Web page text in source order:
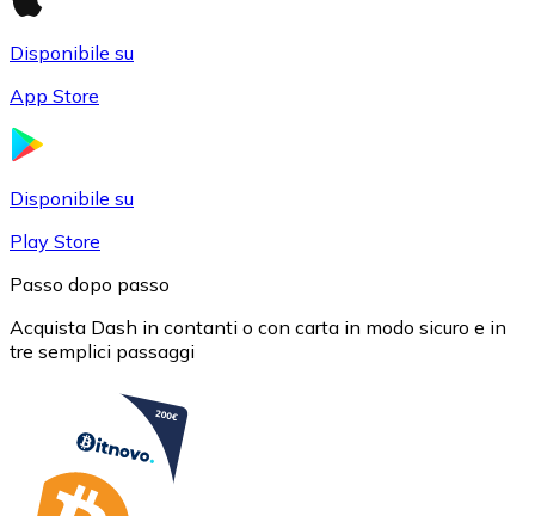
USDC
Litecoin
Disponibile su
App Store
Disponibile su
Play Store
Passo dopo passo
Acquista Dash in contanti o con carta in modo sicuro e in
tre semplici passaggi